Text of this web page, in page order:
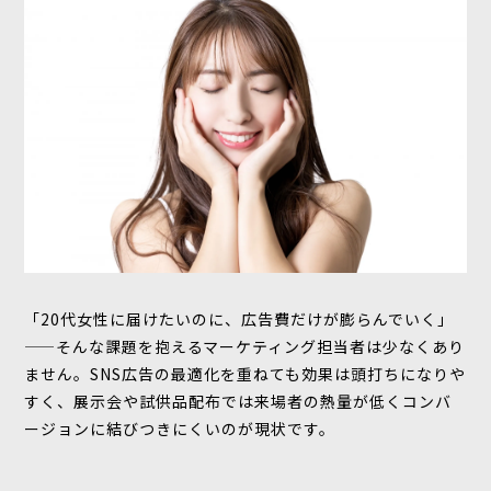
「20代女性に届けたいのに、広告費だけが膨らんでいく」
——そんな課題を抱えるマーケティング担当者は少なくあり
ません。SNS広告の最適化を重ねても効果は頭打ちになりや
すく、展示会や試供品配布では来場者の熱量が低くコンバ
ージョンに結びつきにくいのが現状です。